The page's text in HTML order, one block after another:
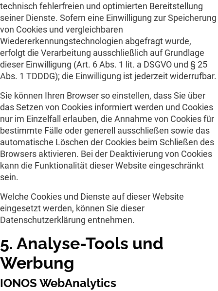
technisch fehlerfreien und optimierten Bereitstellung
seiner Dienste. Sofern eine Einwilligung zur Speicherung
von Cookies und vergleichbaren
Wiedererkennungstechnologien abgefragt wurde,
erfolgt die Verarbeitung ausschließlich auf Grundlage
dieser Einwilligung (Art. 6 Abs. 1 lit. a DSGVO und § 25
Abs. 1 TDDDG); die Einwilligung ist jederzeit widerrufbar.
Sie können Ihren Browser so einstellen, dass Sie über
das Setzen von Cookies informiert werden und Cookies
nur im Einzelfall erlauben, die Annahme von Cookies für
bestimmte Fälle oder generell ausschließen sowie das
automatische Löschen der Cookies beim Schließen des
Browsers aktivieren. Bei der Deaktivierung von Cookies
kann die Funktionalität dieser Website eingeschränkt
sein.
Welche Cookies und Dienste auf dieser Website
eingesetzt werden, können Sie dieser
Datenschutzerklärung entnehmen.
5. Analyse-Tools und
Werbung
IONOS WebAnalytics